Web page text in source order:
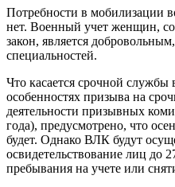
Потребности в мобилизации
нет. Военный учет женщин,
закон, является
специальностей.
Что касается срочной службы
особенностях призыва на
деятельности призывных
года), предусмотрено, что
будет. Однако ВЛК будут
освидетельствование лиц до
пребывания на учете или